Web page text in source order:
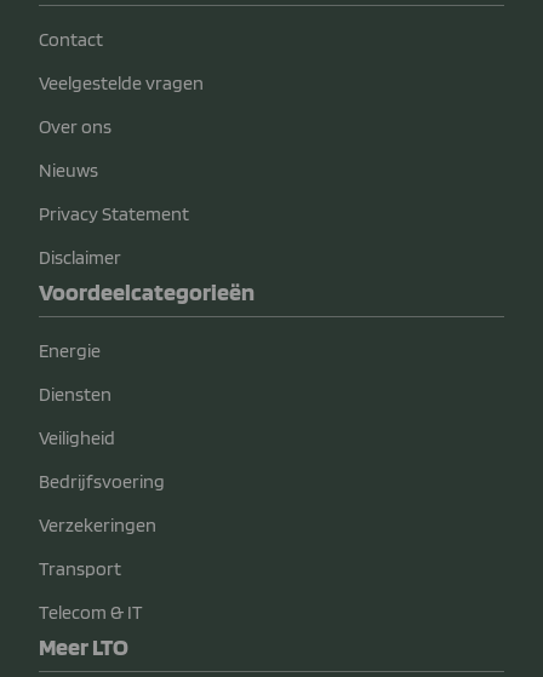
Contact
Veelgestelde vragen
Over ons
Nieuws
Privacy Statement
Disclaimer
Voordeelcategorieën
Energie
Diensten
Veiligheid
Bedrijfsvoering
Verzekeringen
Transport
Telecom & IT
Meer LTO